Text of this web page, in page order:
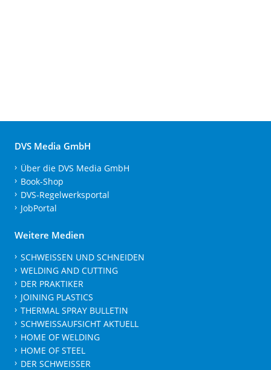
DVS Media GmbH
Über die DVS Media GmbH
Book-Shop
DVS-Regelwerksportal
JobPortal
Weitere Medien
SCHWEISSEN UND SCHNEIDEN
WELDING AND CUTTING
DER PRAKTIKER
JOINING PLASTICS
THERMAL SPRAY BULLETIN
SCHWEISSAUFSICHT AKTUELL
HOME OF WELDING
HOME OF STEEL
DER SCHWEISSER